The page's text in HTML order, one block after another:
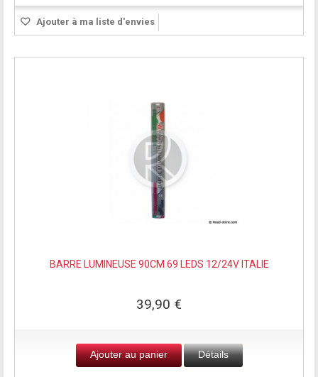
Ajouter à ma liste d'envies
BARRE LUMINEUSE 90CM 69 LEDS 12/24V ITALIE
39,90 €
Ajouter au panier Détails